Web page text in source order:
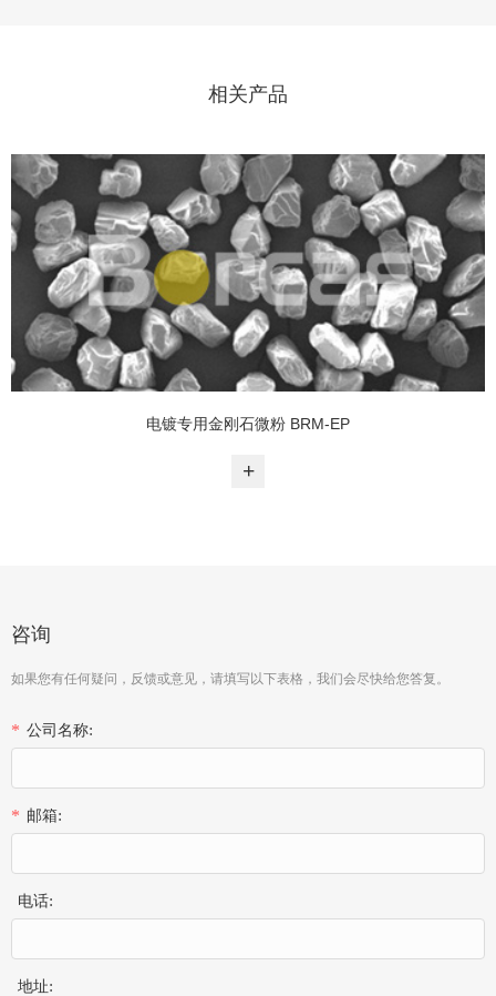
相关产品
电镀专用金刚石微粉 BRM-EP
+
咨询
如果您有任何疑问，反馈或意见，请填写以下表格，我们会尽快给您答复。
* 公司名称:
* 邮箱:
电话:
地址: